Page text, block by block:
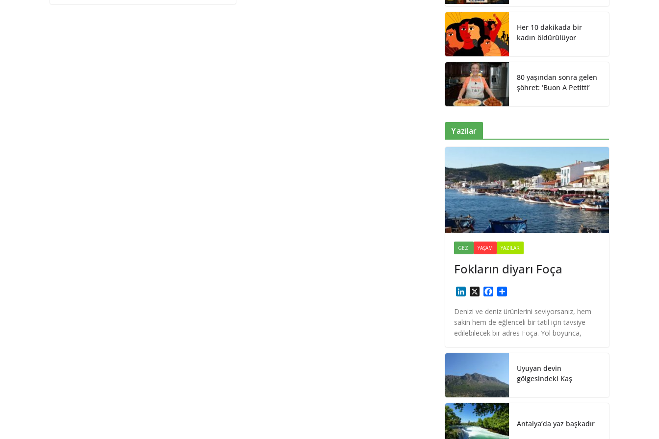
Her 10 dakikada bir
kadın öldürülüyor
80 yaşından sonra gelen
şöhret: ‘Buon A Petitti’
Yazilar
GEZI YAŞAM YAZILAR
Fokların diyarı Foça
n
k
e
I
c
e
b
o
a
r
e
Denizi ve deniz ürünlerini seviyorsanız, hem
sakin hem de eğlenceli bir tatil için tavsiye
edilebilecek bir adres Foça. Yol boyunca,
Uyuyan devin
gölgesindeki Kaş
Antalya’da yaz başkadır